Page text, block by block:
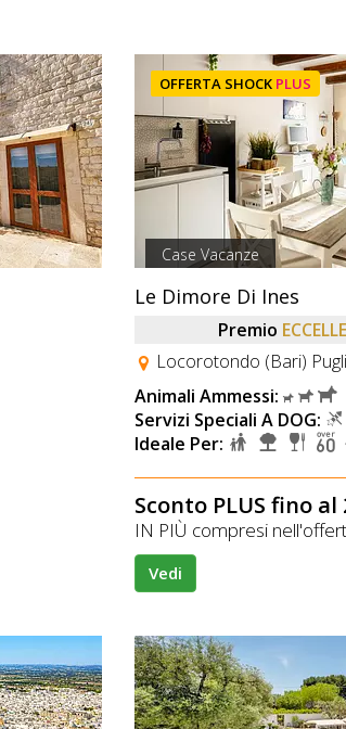
OFFERTA SHOCK PLUS
Case Vacanze
Le Dimore Di Ines
Premio
Locorotondo (Bari)
Animali Ammessi:
Servizi Speciali A DOG:
Ideale Per:
Sconto PLUS fino al
IN PIÙ compresi
Vedi